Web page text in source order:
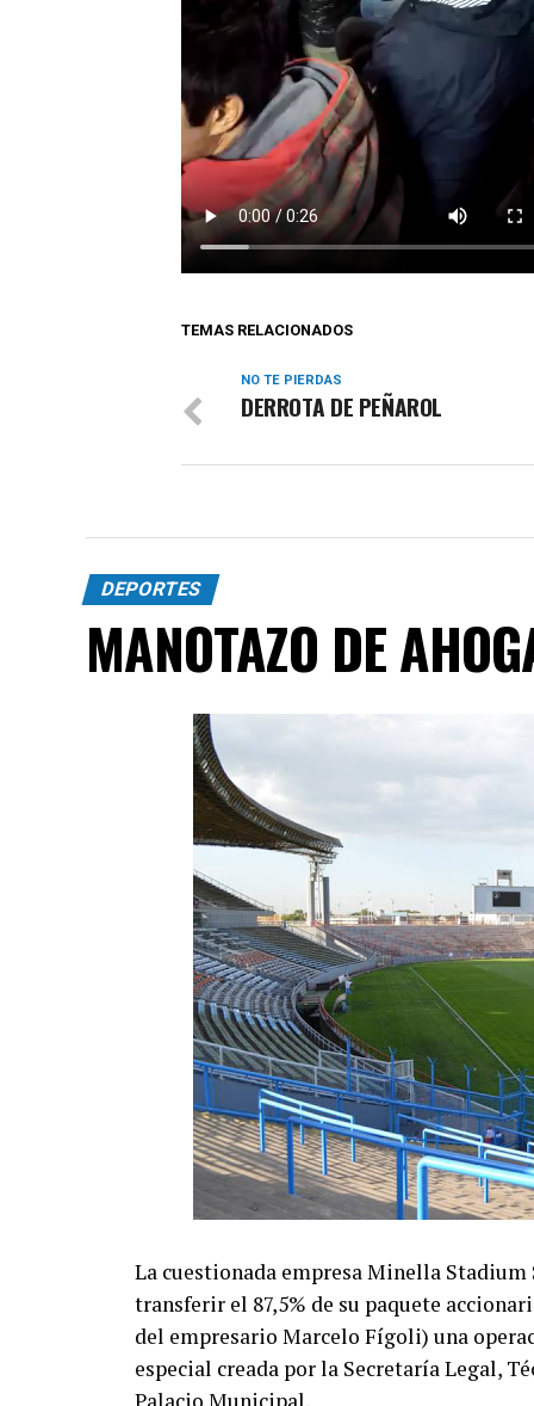
TEMAS RELACIONADOS
NO TE PIERDAS
DERROTA DE PEÑAROL
DEPORTES
MANOTAZO DE
La cuestionada empresa Minella
transferir el 87,5% de su paquete
del empresario Marcelo Fígoli) una
especial creada por la Secretaría Legal,